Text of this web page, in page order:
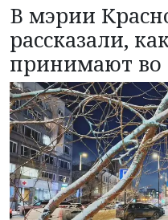
В мэрии
рассказали,
принимают во